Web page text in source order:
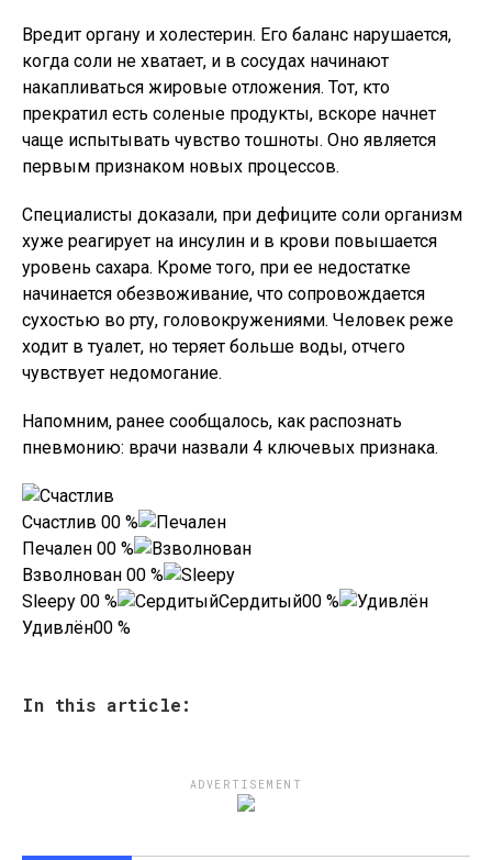
Вредит органу и холестерин. Его баланс нарушается,
когда соли не хватает, и в сосудах начинают
накапливаться жировые отложения. Тот, кто
прекратил есть соленые продукты, вскоре начнет
чаще испытывать чувство тошноты. Оно является
первым признаком новых процессов.
Специалисты доказали, при дефиците соли организм
хуже реагирует на инсулин и в крови повышается
уровень сахара. Кроме того, при ее недостатке
начинается обезвоживание, что сопровождается
сухостью во рту, головокружениями. Человек реже
ходит в туалет, но теряет больше воды, отчего
чувствует недомогание.
Напомним, ранее сообщалось, как распознать
пневмонию: врачи назвали 4 ключевых признака.
Счастлив 00 %
Печален 00 %
Взволнован 00 %
Sleepy 00 % Сердитый00 %
Удивлён00 %
In this article:
ADVERTISEMENT